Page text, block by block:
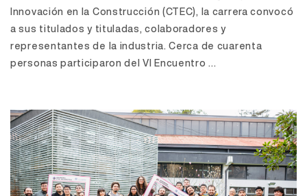
Innovación en la Construcción (CTEC), la carrera convocó
a sus titulados y tituladas, colaboradores y
representantes de la industria. Cerca de cuarenta
personas participaron del VI Encuentro ...